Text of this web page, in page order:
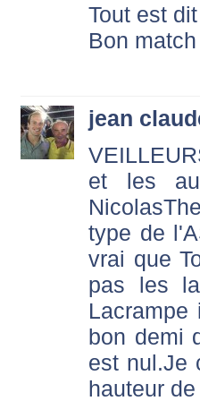
Tout est
Bon
jean
et les
type de
vrai que
pas les
bon demi
est nul.Je
hauteur